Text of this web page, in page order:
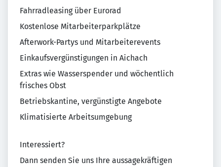
Fahrradleasing über Eurorad
Kostenlose Mitarbeiterparkplätze
Afterwork-Partys und Mitarbeiterevents
Einkaufsvergünstigungen in Aichach
Extras wie Wasserspender und wöchentlich
frisches Obst
Betriebskantine, vergünstigte Angebote
Klimatisierte Arbeitsumgebung
Interessiert?
Dann senden Sie uns Ihre aussagekräftigen